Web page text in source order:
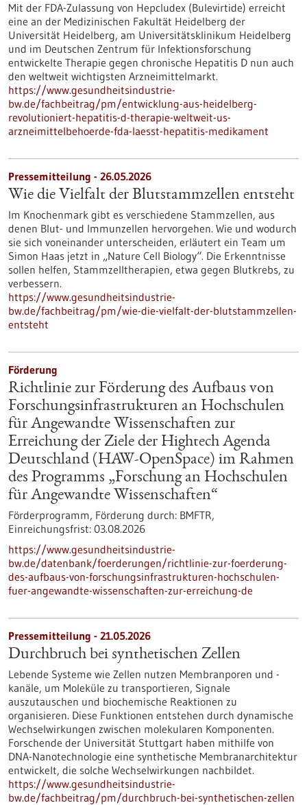
Mit der FDA-Zulassung von Hepcludex (Bulevirtide) erreicht
eine an der Medizinischen Fakultät Heidelberg der
Universität Heidelberg, am Universitätsklinikum Heidelberg
und im Deutschen Zentrum für Infektionsforschung
entwickelte Therapie gegen chronische Hepatitis D nun auch
den weltweit wichtigsten Arzneimittelmarkt.
https://www.gesundheitsindustrie-
bw.de/fachbeitrag/pm/entwicklung-aus-heidelberg-
revolutioniert-hepatitis-d-therapie-weltweit-us-
arzneimittelbehoerde-fda-laesst-hepatitis-medikament
Pressemitteilung - 26.05.2026
Wie die Vielfalt der Blutstammzellen entsteht
Im Knochenmark gibt es verschiedene Stammzellen, aus
denen Blut- und Immunzellen hervorgehen. Wie und wodurch
sie sich voneinander unterscheiden, erläutert ein Team um
Simon Haas jetzt in ​„Nature Cell Biology“. Die Erkenntnisse
sollen helfen, Stammzelltherapien, etwa gegen Blutkrebs, zu
verbessern.
https://www.gesundheitsindustrie-
bw.de/fachbeitrag/pm/wie-die-vielfalt-der-blutstammzellen-
entsteht
Förderung
Richtlinie zur Förderung des Aufbaus von
Forschungsinfrastrukturen an Hochschulen
für Angewandte Wissenschaften zur
Erreichung der Ziele der Hightech Agenda
Deutschland (HAW-OpenSpace) im Rahmen
des Programms „Forschung an Hochschulen
für Angewandte Wissenschaften“
Förderprogramm, Förderung durch: BMFTR,
Einreichungsfrist: 03.08.2026
https://www.gesundheitsindustrie-
bw.de/datenbank/foerderungen/richtlinie-zur-foerderung-
des-aufbaus-von-forschungsinfrastrukturen-hochschulen-
fuer-angewandte-wissenschaften-zur-erreichung-de
Pressemitteilung - 21.05.2026
Durchbruch bei synthetischen Zellen
Lebende Systeme wie Zellen nutzen Membranporen und -
kanäle, um Moleküle zu transportieren, Signale
auszutauschen und biochemische Reaktionen zu
organisieren. Diese Funktionen entstehen durch dynamische
Wechselwirkungen zwischen molekularen Komponenten.
Forschende der Universität Stuttgart haben mithilfe von
DNA-Nanotechnologie eine synthetische Membranarchitektur
entwickelt, die solche Wechselwirkungen nachbildet.
https://www.gesundheitsindustrie-
bw.de/fachbeitrag/pm/durchbruch-bei-synthetischen-zellen